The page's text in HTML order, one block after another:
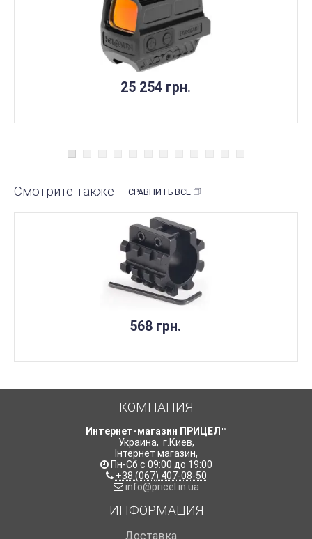
25 254 грн.
Смотрите также СРАВНИТЬ ВСЕ
568 грн.
КОМПАНИЯ
Интернет-магазин ПРИЦЕЛ™
Украина, г.Киев,
Інтернет магазин,
Пн-Сб с 09:00 до 19:00
+38 (067) 407-08-50
info@pricel.in.ua
ИНФОРМАЦИЯ
Доставка